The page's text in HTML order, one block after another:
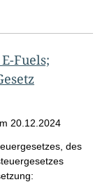
Fuels;
20.12.2024
des